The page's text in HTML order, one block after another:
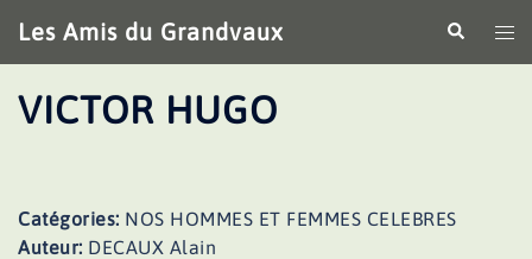
au
contenu
Les Amis du Grandvaux
le
VICTOR HUGO
Catégories: NOS HOMMES ET FEMMES CELEBRES
Auteur: DECAUX Alain